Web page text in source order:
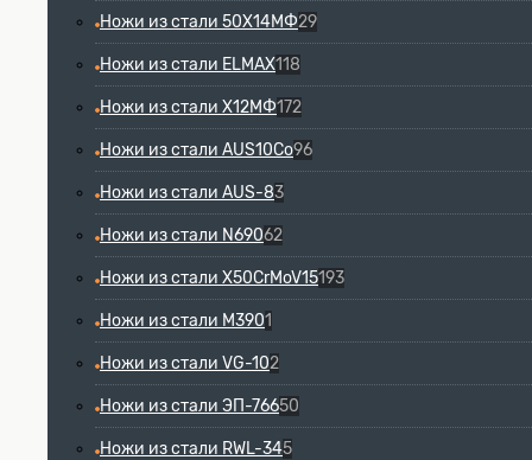
Ножи из стали 50Х14МФ29
Ножи из стали ELMAX118
Ножи из стали Х12МФ172
Ножи из стали AUS10Co96
Ножи из стали AUS-83
Ножи из стали N69062
Ножи из стали X50CrMoV15193
Ножи из стали М3901
Ножи из стали VG-102
Ножи из стали ЭП-76650
Ножи из стали RWL-345